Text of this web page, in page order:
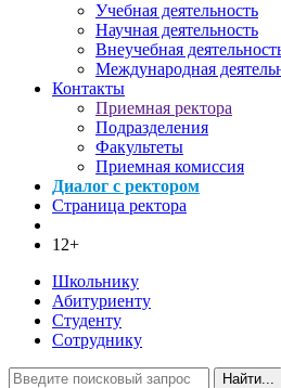
Учебная деятельность
Научная деятельность
Внеучебная
Международная
Контакты
Приемная ректора
Подразделения
Факультеты
Приемная комиссия
Диалог с ректором
Страница ректора
12+
Школьнику
Абитуриенту
Студенту
Сотруднику
Найти...